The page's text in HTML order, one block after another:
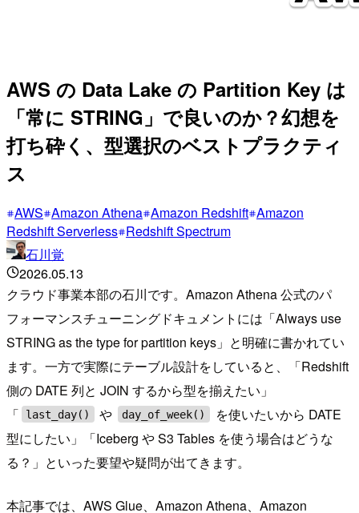
AWS の Data Lake の Partition Key は
「常に STRING」で良いのか？幻想を
打ち砕く、型選択のベストプラクティ
ス
AWS Amazon Athena Amazon Redshift Amazon
Redshift Serverless Redshift Spectrum
石川覚
2026.05.13
クラウド事業本部の石川です。Amazon Athena 公式のパ
フォーマンスチューニングドキュメントには「Always use
STRING as the type for partition keys」と明確に書かれてい
ます。一方で実際にテーブル設計をしていると、「Redshift
側の DATE 列と JOIN するから型を揃えたい」
「
last_day() や day_of_week()
を使いたいから DATE
型にしたい」「Iceberg や S3 Tables を使う場合はどうな
る？」といった要望や疑問が出てきます。
本記事では、AWS Glue、Amazon Athena、Amazon